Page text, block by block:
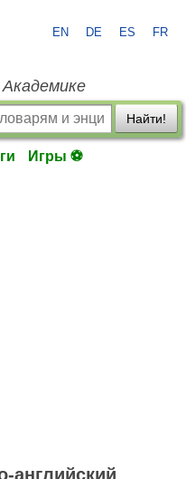
EN DE ES FR
Найти!
Игры ⚽
английский